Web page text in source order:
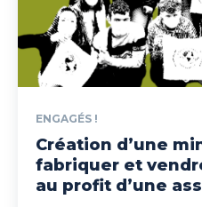
ENGAGÉS !
Création d’une
fabriquer et
au profit d’une